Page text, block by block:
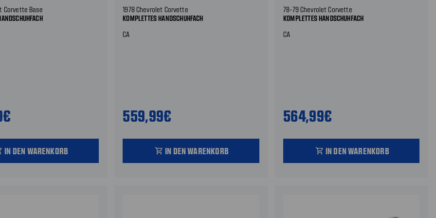
Corvette Base
IN DEN WARENKORB
1978 Chevrolet Corvette
KOMPLETTES HANDSCHUHFACH
CA
559,99€
shopping_cart IN DEN WARENKORB
78-79 Chevrolet Corvette
KOMPLETTES HANDSCHUHFACH
CA
564,99€
shopping_cart IN DEN WARENKORB